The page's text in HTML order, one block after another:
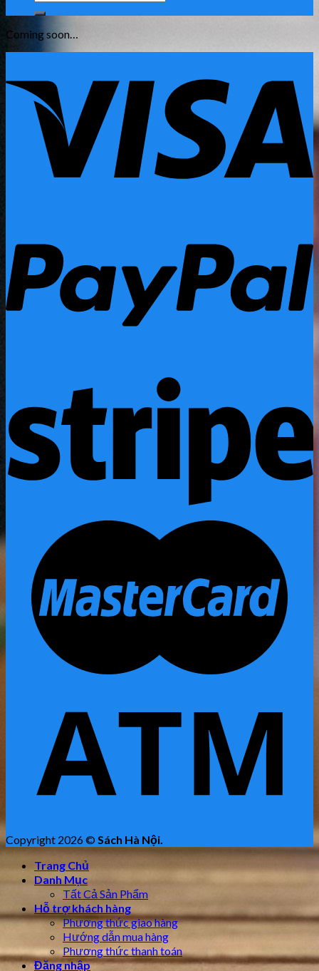
kiếm:
Coming soon…
Copyright 2026 ©Sách Hà Nội.
Trang Chủ
Danh Mục
Tất Cả Sản Phẩm
Hỗ trợ khách hàng
Phương thức giao hàng
Hướng dẫn mua hàng
Phương thức thanh toán
Đăng nhập